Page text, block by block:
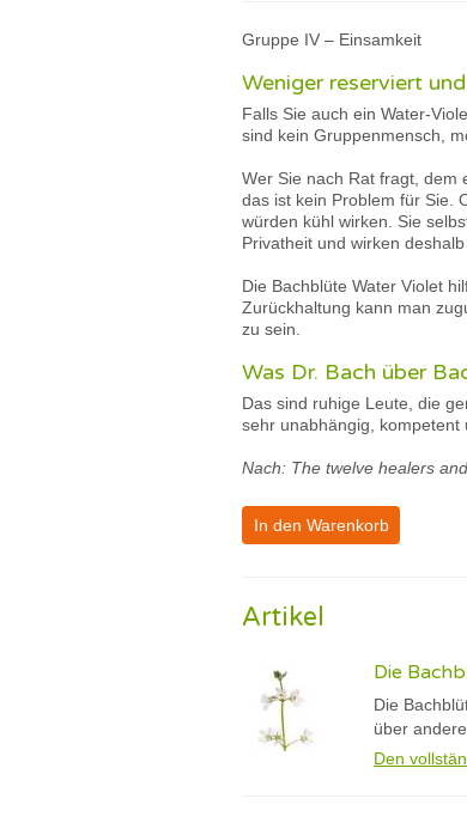
Gruppe IV – Einsamkeit
Weniger reserviert
Falls Sie auch ein Water-
sind kein Gruppenmensch,
Wer Sie nach Rat fragt, dem
das ist kein Problem für Sie.
würden kühl wirken. Sie
Privatheit und wirken
Die Bachblüte Water Violet
Zurückhaltung kann man
zu sein.
Was Dr. Bach über
Das sind ruhige Leute, die
sehr unabhängig, kompetent
Nach: The twelve healers
In den Warenkorb
Artikel
Die
Die
über
Den